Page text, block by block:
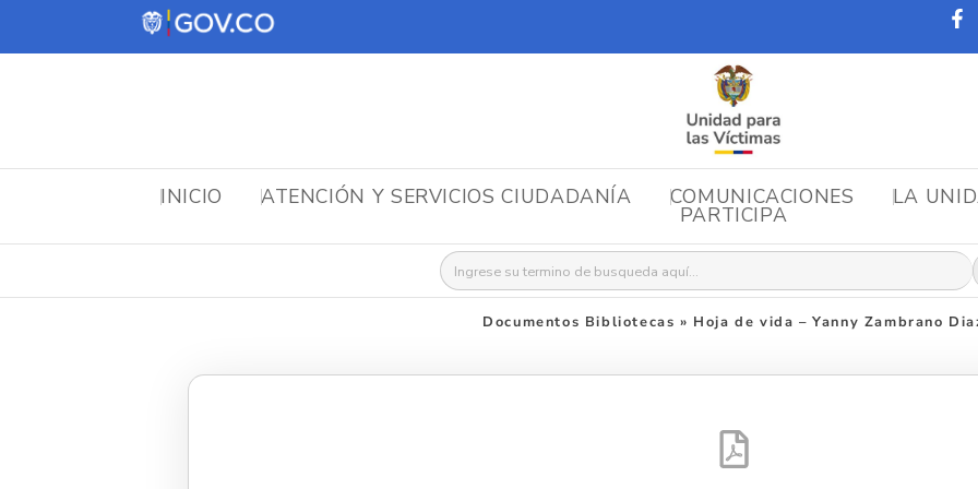
INICIO ATENCIÓN Y SERVICIOS CIUDADANÍA COMUNICACIONES LA
PARTICIPA
Buscar:
Documentos Bibliotecas » Hoja de vida – Yanny Zambrano